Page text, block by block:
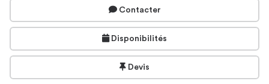
Contacter
Disponibilités
Devis